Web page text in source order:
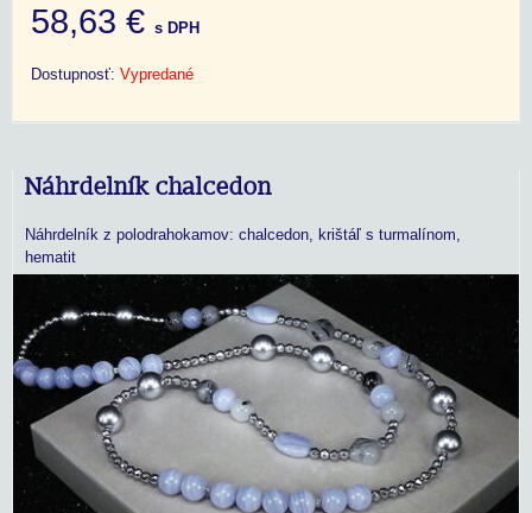
58,63 € s DPH
Dostupnosť: Vypredané
Náhrdelník chalcedon
Náhrdelník z polodrahokamov: chalcedon, krištáľ s turmalínom,
hematit